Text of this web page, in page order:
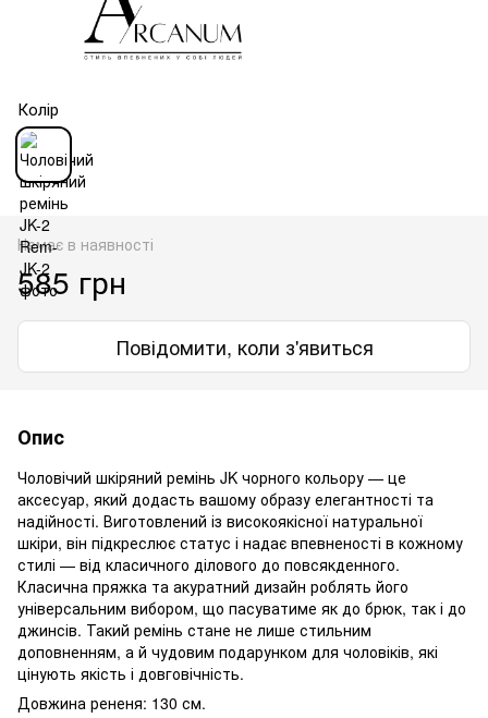
Колір
Немає в наявності
585 грн
Повідомити, коли з'явиться
Опис
Чоловічий шкіряний ремінь JK чорного кольору — це
аксесуар, який додасть вашому образу елегантності та
надійності. Виготовлений із високоякісної натуральної
шкіри, він підкреслює статус і надає впевненості в кожному
стилі — від класичного ділового до повсякденного.
Класична пряжка та акуратний дизайн роблять його
універсальним вибором, що пасуватиме як до брюк, так і до
джинсів. Такий ремінь стане не лише стильним
доповненням, а й чудовим подарунком для чоловіків, які
цінують якість і довговічність.
Довжина рененя: 130 см.